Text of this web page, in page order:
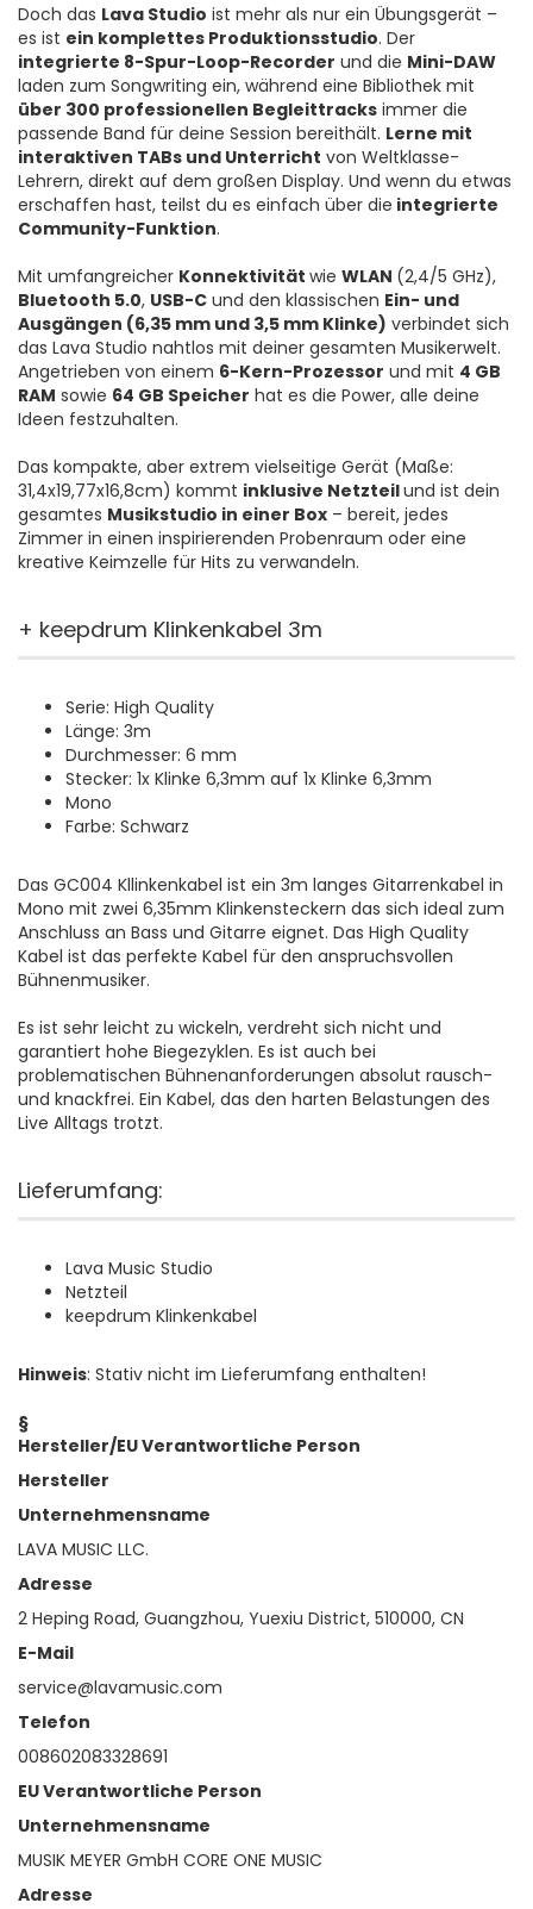
Doch das Lava Studio ist mehr als nur ein Übungsgerät –
es ist ein komplettes Produktionsstudio. Der
integrierte 8-Spur-Loop-Recorder und die Mini-DAW
laden zum Songwriting ein, während eine Bibliothek mit
über 300 professionellen Begleittracks immer die
passende Band für deine Session bereithält. Lerne mit
interaktiven TABs und Unterricht von Weltklasse-
Lehrern, direkt auf dem großen Display. Und wenn du etwas
erschaffen hast, teilst du es einfach über die integrierte
Community-Funktion.
Mit umfangreicher Konnektivität wie WLAN (2,4/5 GHz),
Bluetooth 5.0, USB-C und den klassischen Ein- und
Ausgängen (6,35 mm und 3,5 mm Klinke) verbindet sich
das Lava Studio nahtlos mit deiner gesamten Musikerwelt.
Angetrieben von einem 6-Kern-Prozessor und mit 4 GB
RAM sowie 64 GB Speicher hat es die Power, alle deine
Ideen festzuhalten.
Das kompakte, aber extrem vielseitige Gerät (Maße:
31,4x19,77x16,8cm) kommt inklusive Netzteilund ist dein
gesamtes Musikstudio in einer Box – bereit, jedes
Zimmer in einen inspirierenden Probenraum oder eine
kreative Keimzelle für Hits zu verwandeln.
+ keepdrum Klinkenkabel 3m
Serie: High Quality
Länge: 3m
Durchmesser: 6 mm
Stecker: 1x Klinke 6,3mm auf 1x Klinke 6,3mm
Mono
Farbe: Schwarz
Das GC004 Kllinkenkabel ist ein 3m langes Gitarrenkabel in
Mono mit zwei 6,35mm Klinkensteckern das sich ideal zum
Anschluss an Bass und Gitarre eignet. Das High Quality
Kabel ist das perfekte Kabel für den anspruchsvollen
Bühnenmusiker.
Es ist sehr leicht zu wickeln, verdreht sich nicht und
garantiert hohe Biegezyklen. Es ist auch bei
problematischen Bühnenanforderungen absolut rausch-
und knackfrei. Ein Kabel, das den harten Belastungen des
Live Alltags trotzt.
Lieferumfang:
Lava Music Studio
Netzteil
keepdrum Klinkenkabel
Hinweis: Stativ nicht im Lieferumfang enthalten!
§
Hersteller/EU Verantwortliche Person
Hersteller
Unternehmensname
LAVA MUSIC LLC.
Adresse
2 Heping Road, Guangzhou, Yuexiu District, 510000, CN
E-Mail
service@lavamusic.com
Telefon
008602083328691
EU Verantwortliche Person
Unternehmensname
MUSIK MEYER GmbH CORE ONE MUSIC
Adresse